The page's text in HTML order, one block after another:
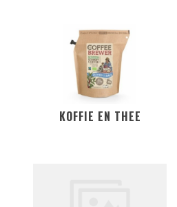
KOFFIE EN THEE